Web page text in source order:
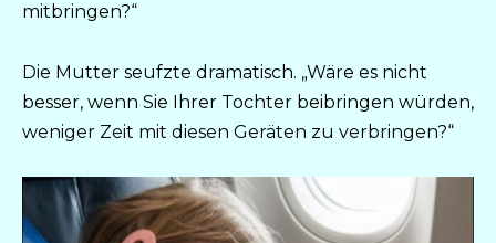
mitbringen?“
Die Mutter seufzte dramatisch. „Wäre es nicht
besser, wenn Sie Ihrer Tochter beibringen würden,
weniger Zeit mit diesen Geräten zu verbringen?“